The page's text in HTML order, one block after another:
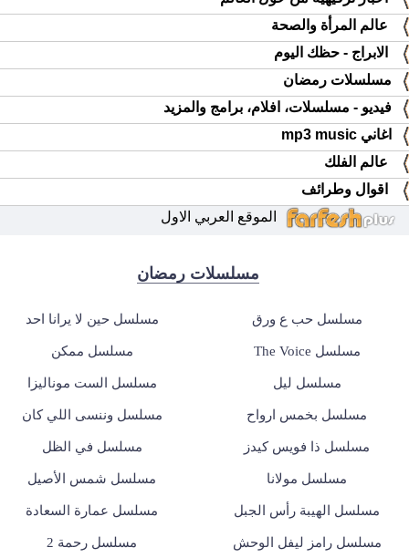
عالم المرأة والصحة
الابراج - حظك اليوم
مسلسلات رمضان
فيديو - مسلسلات، افلام، برامج والمزيد
اغاني mp3 music
عالم الفلك
اقوال وطرائف
الموقع العربي الاول
مسلسلات رمضان
مسلسل حب ع ورق مسلسل حين لا يرانا احد
مسلسل The Voice مسلسل ممكن
مسلسل ليل مسلسل الست موناليزا
مسلسل بخمس ارواح مسلسل وننسى اللي كان
مسلسل ذا فويس كيدز مسلسل في الظل
مسلسل مولانا مسلسل شمس الأصيل
مسلسل الهيبة رأس الجبل مسلسل عمارة السعادة
مسلسل رامز ليفل الوحش مسلسل رحمة 2